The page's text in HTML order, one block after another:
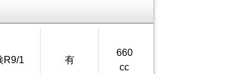
R9/1 有
660
cc